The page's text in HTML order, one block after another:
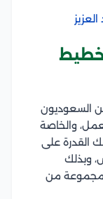
السعوديون
والخاصة
القدرة على
وبذلك
بمجموعة من